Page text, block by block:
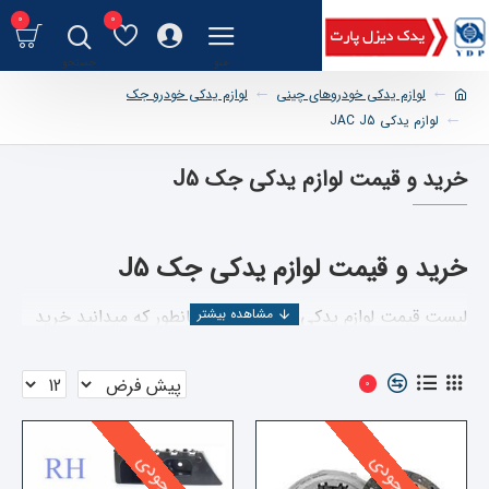
0
0
لوازم یدکی خودروهای چینی
لوازم یدکی خودرو جک
لوازم یدکی JAC J5
خرید و قیمت لوازم یدکی جک J5
خرید و قیمت لوازم یدکی جکJ5
لیست قیمت لوازم یدکی جیلی J5
/ همانطور که میدانید خرید
یدکی می باشد و در این قسمت سعی شده است خرید اینترنتی
لوازم یدکی جک جی5 در تمامی دسته بندی ها را در اختیار شما
قرار دهیم. در قسمت اول این صفحه می توانید قطعه مورد نیاز
را جستجو کرده و سپس با مشاهده قیمت و استعلام آن اقدام به
خرید نمایید. با انتخاب نوع ارسال می توانید کالا را چه در
0